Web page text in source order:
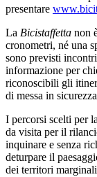
presentare
La Bicistaffetta non
cronometri, né una
sono previsti
informazione per
riconoscibili gli
di messa in
I percorsi scelti per la
da visita per il
inquinare e senza
deturpare il
dei territori